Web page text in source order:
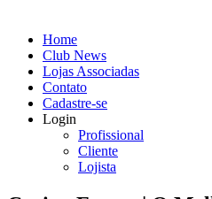
Home
Club News
Lojas Associadas
Contato
Cadastre-se
Login
Profissional
Cliente
Lojista